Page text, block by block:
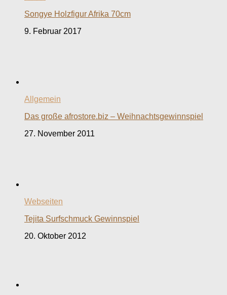
Songye Holzfigur Afrika 70cm
9. Februar 2017
Allgemein
Das große afrostore.biz – Weihnachtsgewinnspiel
27. November 2011
Webseiten
Tejita Surfschmuck Gewinnspiel
20. Oktober 2012